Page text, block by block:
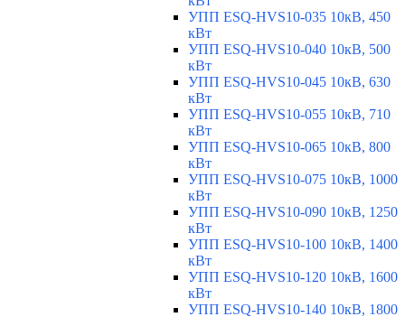
УПП ESQ-HVS10-035 10кВ, 450
кВт
УПП ESQ-HVS10-040 10кВ, 500
кВт
УПП ESQ-HVS10-045 10кВ, 630
кВт
УПП ESQ-HVS10-055 10кВ, 710
кВт
УПП ESQ-HVS10-065 10кВ, 800
кВт
УПП ESQ-HVS10-075 10кВ, 1000
кВт
УПП ESQ-HVS10-090 10кВ, 1250
кВт
УПП ESQ-HVS10-100 10кВ, 1400
кВт
УПП ESQ-HVS10-120 10кВ, 1600
кВт
УПП ESQ-HVS10-140 10кВ, 1800